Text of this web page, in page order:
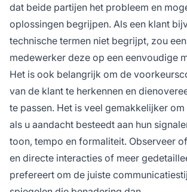
dat beide partijen het probleem en
oplossingen begrijpen. Als een klant
technische termen niet begrijpt, zou
medewerker deze op een eenvoudige
Het is ook belangrijk om de
van de klant te herkennen en
te passen. Het is veel gemakkelijker om
als u aandacht besteedt aan hun
toon, tempo en formaliteit. Observeer
en directe interacties of meer
prefereert om de juiste